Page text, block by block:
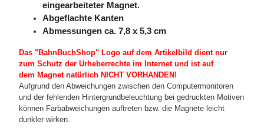
eingearbeiteter Magnet.
Abgeflachte Kanten
Abmessungen ca. 7,8 x 5,3 cm
Das "BahnBuchShop" Logo auf dem Artikelbild dient nur
zum Schutz der Urheberrechte im Internet und ist auf
dem Magnet natürlich NICHT VORHANDEN!
Aufgrund den Abweichungen zwischen den Computermonitoren
und der fehlenden Hintergrundbeleuchtung bei gedruckten Motiven
können Farbabweichungen auftreten bzw. die Magnete leicht
dunkler wirken.